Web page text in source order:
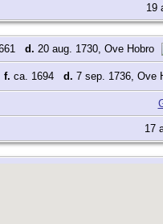
19
d. 20 aug. 1730, Ove Hobro
f. ca. 1694 d. 7 sep. 1736, Ove
17